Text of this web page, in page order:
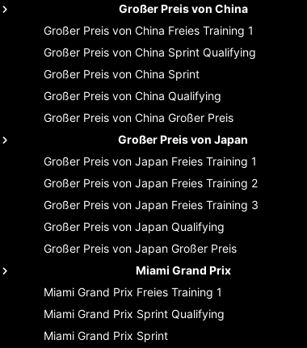
Großer Preis von China
Großer Preis von China Freies Training 1
Großer Preis von China Sprint Qualifying
Großer Preis von China Sprint
Großer Preis von China Qualifying
Großer Preis von China Großer Preis
Großer Preis von Japan
Großer Preis von Japan Freies Training 1
Großer Preis von Japan Freies Training 2
Großer Preis von Japan Freies Training 3
Großer Preis von Japan Qualifying
Großer Preis von Japan Großer Preis
Miami Grand Prix
Miami Grand Prix Freies Training 1
Miami Grand Prix Sprint Qualifying
Miami Grand Prix Sprint